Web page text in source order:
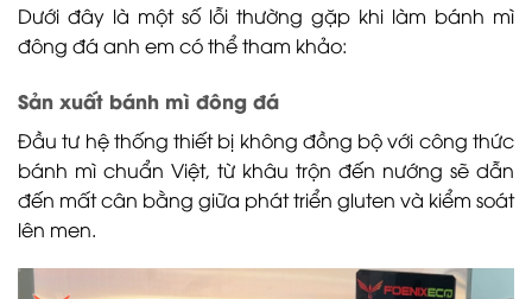
Dưới đây là một số lỗi thường gặp khi làm bánh mì
đông đá anh em có thể tham khảo:
Sản xuất bánh mì đông đá
Đầu tư hệ thống thiết bị không đồng bộ với công thức
bánh mì chuẩn Việt, từ khâu trộn đến nướng sẽ dẫn
đến mất cân bằng giữa phát triển gluten và kiểm soát
lên men.